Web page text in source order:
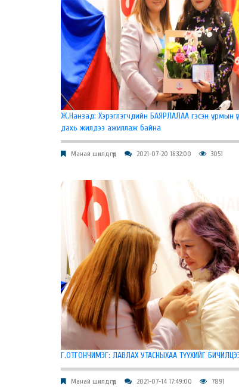
Ж.Нанзад: Хэрэглэгчдийн БАЯРЛАЛАА гэсэн урмын
дахь жилдээ ажиллаж байна
Манай шилдгүүд 2021-07-20 16:32:00 3051
Г.ОТГОНЧИМЭГ: ЛАВЛАХ УТАСНЫХАА ТҮҮХИЙГ
Манай шилдгүүд 2021-07-14 17:49:00 7891